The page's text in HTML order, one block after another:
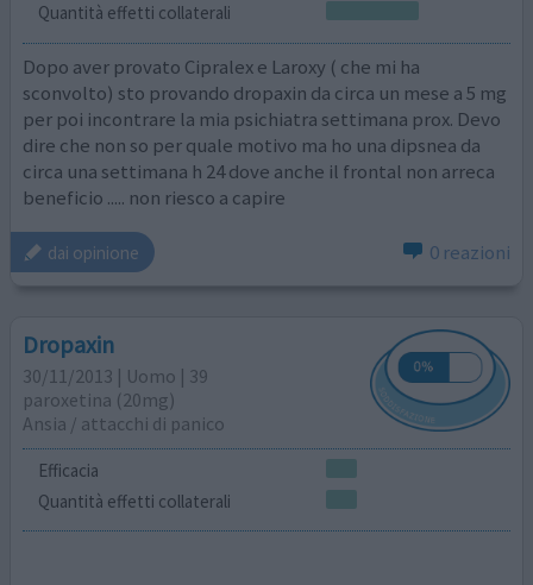
Quantità effetti collaterali
Dopo aver provato Cipralex e Laroxy ( che mi ha
sconvolto) sto provando dropaxin da circa un mese a 5 mg
per poi incontrare la mia psichiatra settimana prox. Devo
dire che non so per quale motivo ma ho una dipsnea da
circa una settimana h 24 dove anche il frontal non arreca
beneficio ..... non riesco a capire
dai opinione 0 reazioni
Dropaxin
30/11/2013 | Uomo | 39
paroxetina (20mg)
Ansia / attacchi di panico
Efficacia
Quantità effetti collaterali